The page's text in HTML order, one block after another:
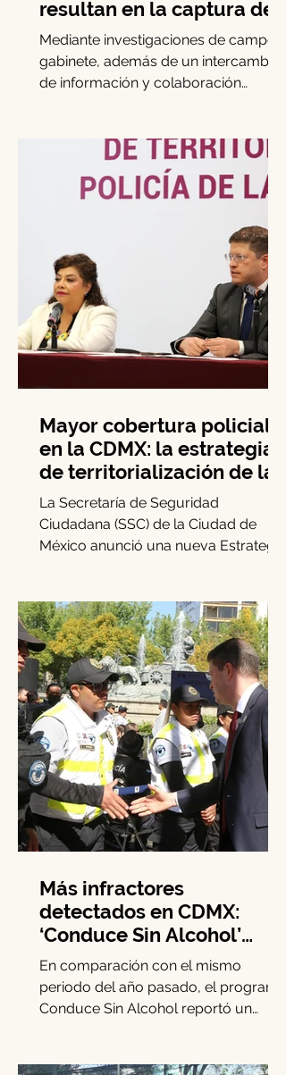
en Iztapalapa: Cateos
resultan en la captura de
cinco personas y el
decomiso de drogas
Mediante investigaciones de campo y
gabinete, además de un intercambio
interinstitucional, elementos de la...
Mayor cobertura policial
en la CDMX: la estrategia
de territorialización de la
SSC
La Secretaría de Seguridad
de Territorialización de la Policía.
Este...
Más infractores
detectados en CDMX:
‘Conduce Sin Alcohol’
crece 15.3% en diciembre
En comparación con el mismo
periodo del año pasado, el programa
incremento del 15.3% en los casos